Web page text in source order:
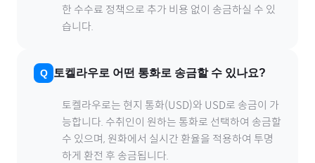
한 수수료 정책으로 추가 비용 없이 송금하실 수 있
습니다.
토켈라우로 어떤 통화로 송금할 수 있나요?
토켈라우로는 현지 통화(USD)와 USD로 송금이 가
능합니다. 수취인이 원하는 통화로 선택하여 송금할
수 있으며, 원화에서 실시간 환율을 적용하여 투명
하게 환전 후 송금됩니다.